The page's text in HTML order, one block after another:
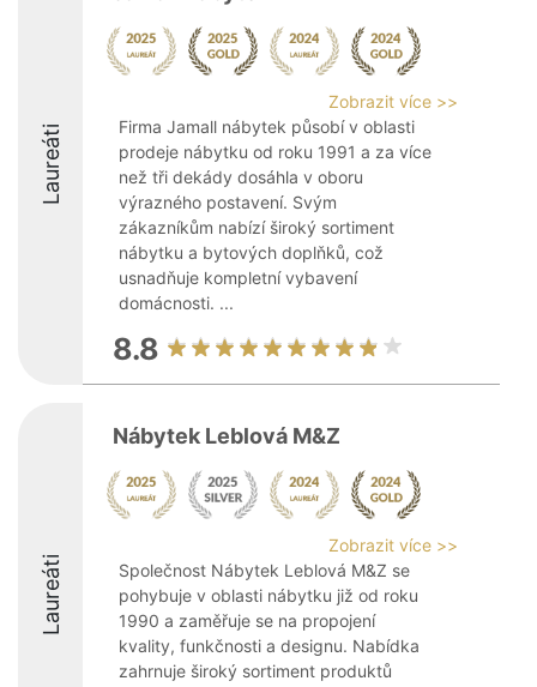
Laureáti
Zobrazit více >>
Firma Jamall nábytek působí v oblasti
prodeje nábytku od roku 1991 a za více
než tři dekády dosáhla v oboru
výrazného postavení. Svým
zákazníkům nabízí široký sortiment
nábytku a bytových doplňků, což
usnadňuje kompletní vybavení
domácnosti. ...
8.8
Laureáti
Nábytek Leblová M&Z
Zobrazit více >>
Společnost Nábytek Leblová M&Z se
pohybuje v oblasti nábytku již od roku
1990 a zaměřuje se na propojení
kvality, funkčnosti a designu. Nabídka
zahrnuje široký sortiment produktů